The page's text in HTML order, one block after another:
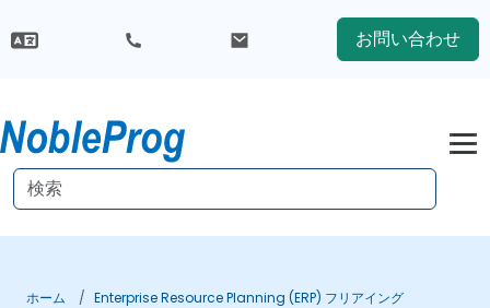
お問い合わせ
ホーム
Enterprise Resource Planning (ERP) フリアイング